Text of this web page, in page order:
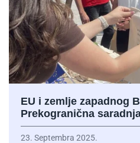
EU i zemlje zapadnog
Prekogranična
23. Septembra 2025.